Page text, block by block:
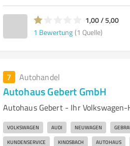
1,00 / 5,00
1 Bewertung (1 Quelle)
7 Autohandel
Autohaus Gebert GmbH
Autohaus Gebert - Ihr
VOLKSWAGEN AUDI NEUWAGEN
KUNDENSERVICE KINDSBACH AUTOHAUS